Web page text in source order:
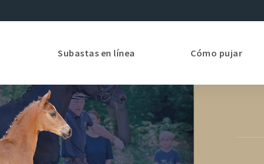
Subastas en línea Cómo pujar